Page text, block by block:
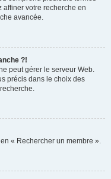
affiner votre recherche en
avancée.
?!
peut gérer le serveur Web.
précis dans le choix des
« Rechercher un membre ».